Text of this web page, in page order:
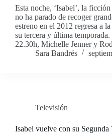
Esta noche, ‘Isabel’, la
no ha parado de recoger
estreno en el 2012 regresa a
su tercera y última
22.30h, Michelle Jenner y
Sara Bandrés
Televisión
Isabel vuelve con su Segunda